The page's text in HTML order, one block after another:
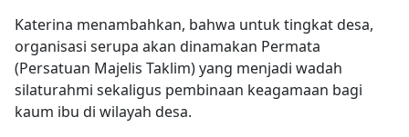
Katerina menambahkan, bahwa untuk tingkat desa,
organisasi serupa akan dinamakan Permata
(Persatuan Majelis Taklim) yang menjadi wadah
silaturahmi sekaligus pembinaan keagamaan bagi
kaum ibu di wilayah desa.